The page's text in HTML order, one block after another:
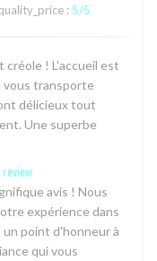
: 5/5
créole ! L'accueil est
vous transporte
délicieux tout
Une superbe
avis ! Nous
expérience dans
point d'honneur à
qui vous